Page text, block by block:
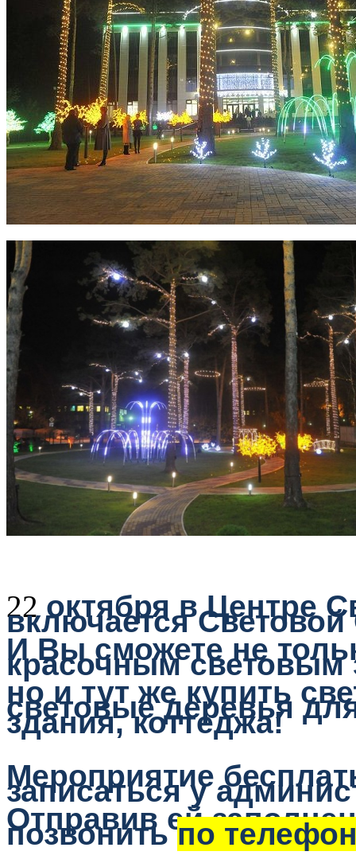
22октября в Центре
включается
И Вы сможете не
красочным световым
но итут же купить
световые деревья
здания, коттеджа!
Мероприятие
записаться у
Отправив ей
позвонитьпо